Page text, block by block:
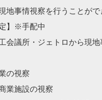
地事情視察を行うことがで
】※手配中
会議所・ジェトロから現
の視察
業施設の視察